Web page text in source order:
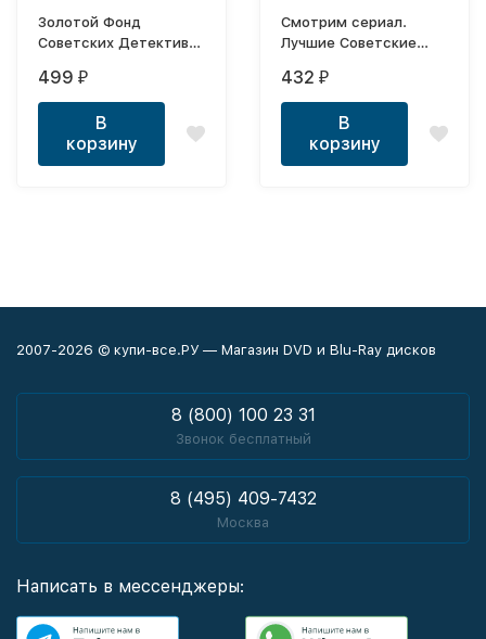
Золотой Фонд
Советских Детективов
499 ₽
В
корзину
Смотрим сериал.
Лучшие Советские
432 ₽
В
корзину
2007-2026 © купи-все.РУ — Магазин DVD и Blu-Ray дисков
8 (800) 100 23 31
Звонок бесплатный
8 (495) 409-7432
Москва
Написать в мессенджеры: